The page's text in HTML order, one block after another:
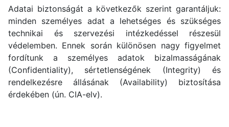
Adatai biztonságát a következők szerint garantáljuk:
minden személyes adat a lehetséges és szükséges
technikai és szervezési intézkedéssel részesül
védelemben. Ennek során különösen nagy figyelmet
fordítunk a személyes adatok bizalmasságának
(Confidentiality), sértetlenségének (Integrity) és
rendelkezésre állásának (Availability) biztosítása
érdekében (ún. CIA-elv).